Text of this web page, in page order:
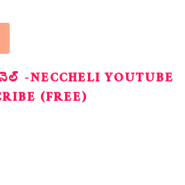
-NECCHELI YOUTUBE
(FREE)